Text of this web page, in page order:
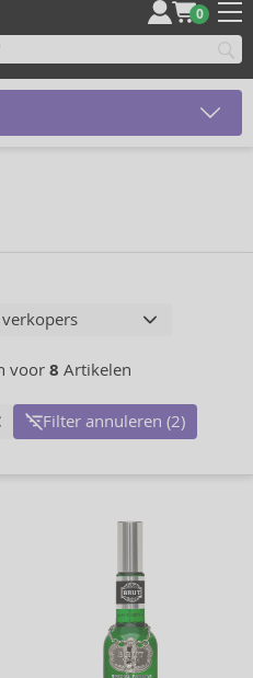
0
voor 8 Artikelen
Filter annuleren (2)